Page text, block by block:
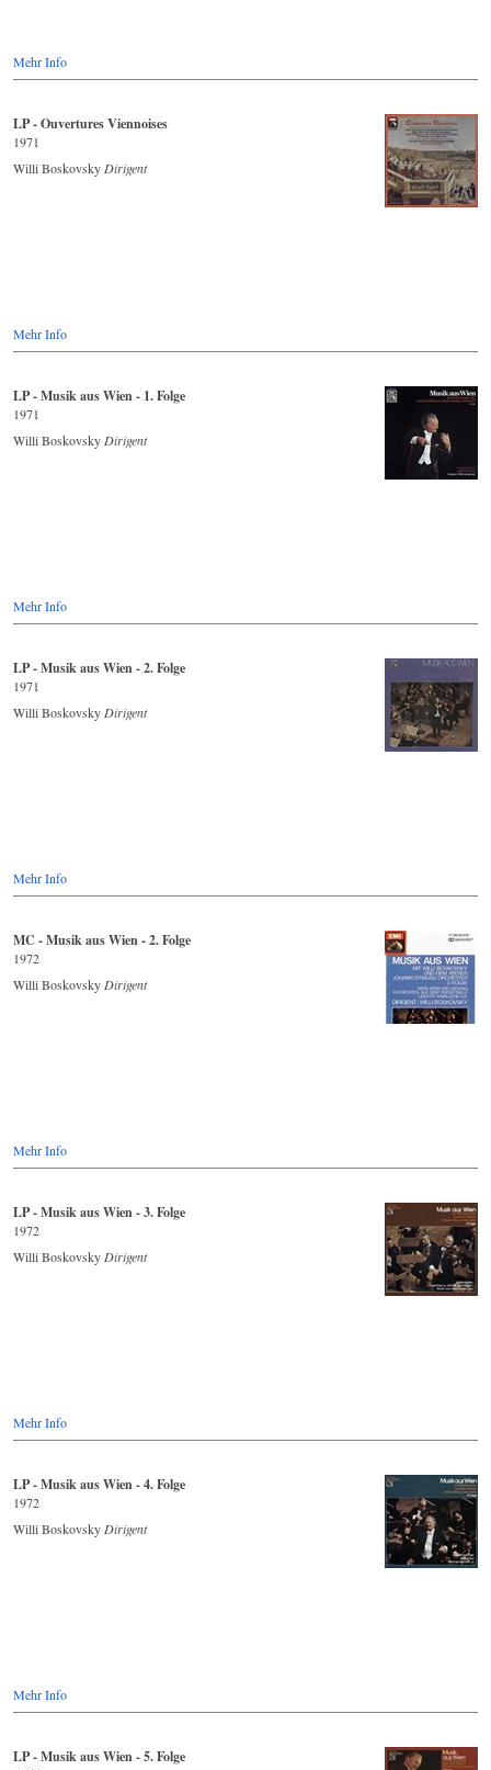
Mehr Info
LP - Ouvertures Viennoises
1971
Willi Boskovsky Dirigent
Mehr Info
LP - Musik aus Wien - 1. Folge
1971
Willi Boskovsky Dirigent
Mehr Info
LP - Musik aus Wien - 2. Folge
1971
Willi Boskovsky Dirigent
Mehr Info
MC - Musik aus Wien - 2. Folge
1972
Willi Boskovsky Dirigent
Mehr Info
LP - Musik aus Wien - 3. Folge
1972
Willi Boskovsky Dirigent
Mehr Info
LP - Musik aus Wien - 4. Folge
1972
Willi Boskovsky Dirigent
Mehr Info
LP - Musik aus Wien - 5. Folge